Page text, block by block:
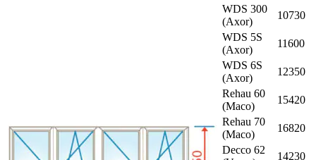
WDS 300
(Axor)
10730
WDS 5S
(Axor)
11600
WDS 6S
(Axor)
12350
Rehau 60
(Maco)
15420
Rehau 70
(Maco)
16820
Decco 62
14230